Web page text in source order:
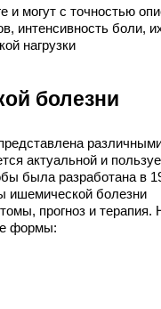
и могут с точностью
интенсивность боли,
нагрузки
болезни
актуальной и
была разработана в
ишемической болезни
прогноз и терапия.
формы: